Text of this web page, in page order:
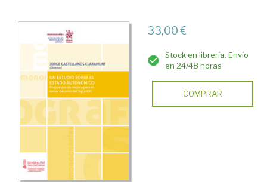
33,00 €
Stock en librería. Envío
en 24/48 horas
COMPRAR